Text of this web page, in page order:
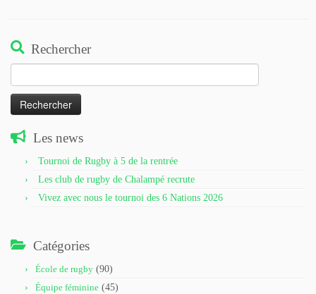
Rechercher
Les news
Tournoi de Rugby à 5 de la rentrée
Les club de rugby de Chalampé recrute
Vivez avec nous le tournoi des 6 Nations 2026
Catégories
École de rugby (90)
Équipe féminine (45)